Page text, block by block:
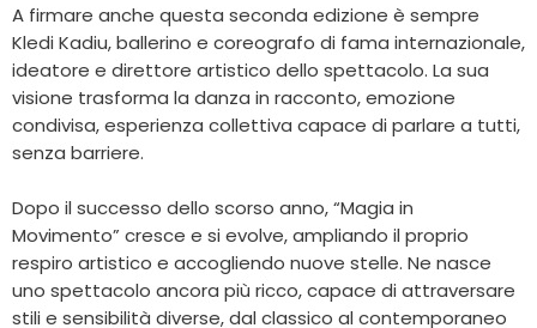
A firmare anche questa seconda edizione è sempre
Kledi Kadiu, ballerino e coreografo di fama internazionale,
ideatore e direttore artistico dello spettacolo. La sua
visione trasforma la danza in racconto, emozione
condivisa, esperienza collettiva capace di parlare a tutti,
senza barriere.
Dopo il successo dello scorso anno, “Magia in
Movimento” cresce e si evolve, ampliando il proprio
respiro artistico e accogliendo nuove stelle. Ne nasce
uno spettacolo ancora più ricco, capace di attraversare
stili e sensibilità diverse, dal classico al contemporaneo